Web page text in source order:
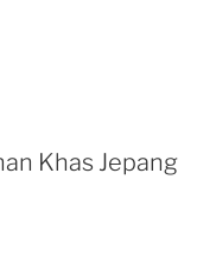
Khas Jepang